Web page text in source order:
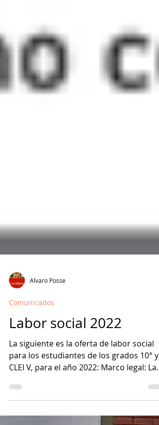
Alvaro Posse
Comunicados
Labor social 2022
La siguiente es la oferta de labor social
Ley 115 de...